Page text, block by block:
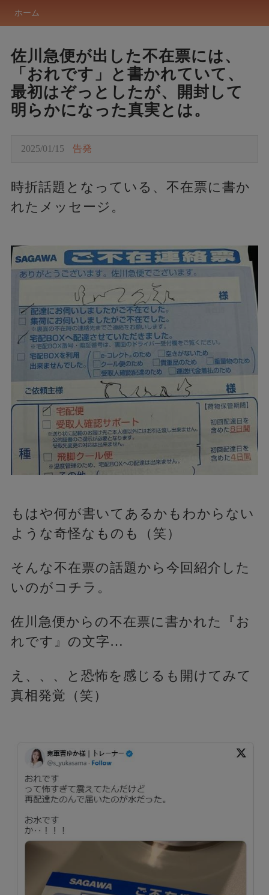
ホーム
佐川急便が出した不在票には、
「おれです」と書かれていて、
最初はぞっとしたが、開封して
明らかになった真実とは。
2025/01/15 告発
時折話題となっている、不在票に書か
れたメッセージ。
もはや何が書いてあるかもわからない
ような奇怪なものも（笑）
そんな不在票の話題から今回紹介した
いのがコチラ。
佐川急便からの不在票に書かれた『お
れです』の文字…
え、、、と恐怖を感じるも開けてみて
真相発覚（笑）